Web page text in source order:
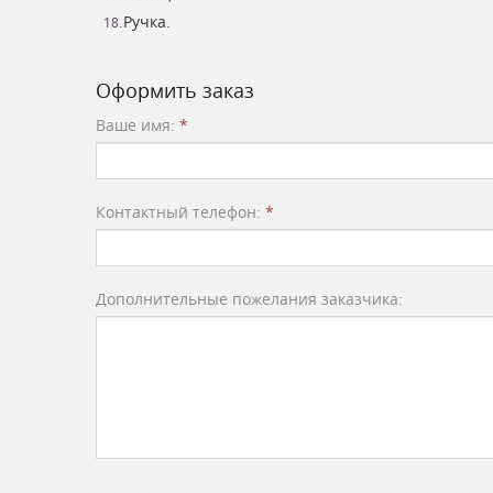
Ручка.
Оформить заказ
Ваше имя: *
Контактный телефон: *
Дополнительные пожелания заказчика: